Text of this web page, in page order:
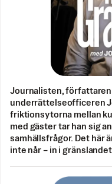
Journalisten,
underrättelseofficeren
friktionsytorna mellan
med gäster tar han sig
samhällsfrågor. Det här
inte når – in i